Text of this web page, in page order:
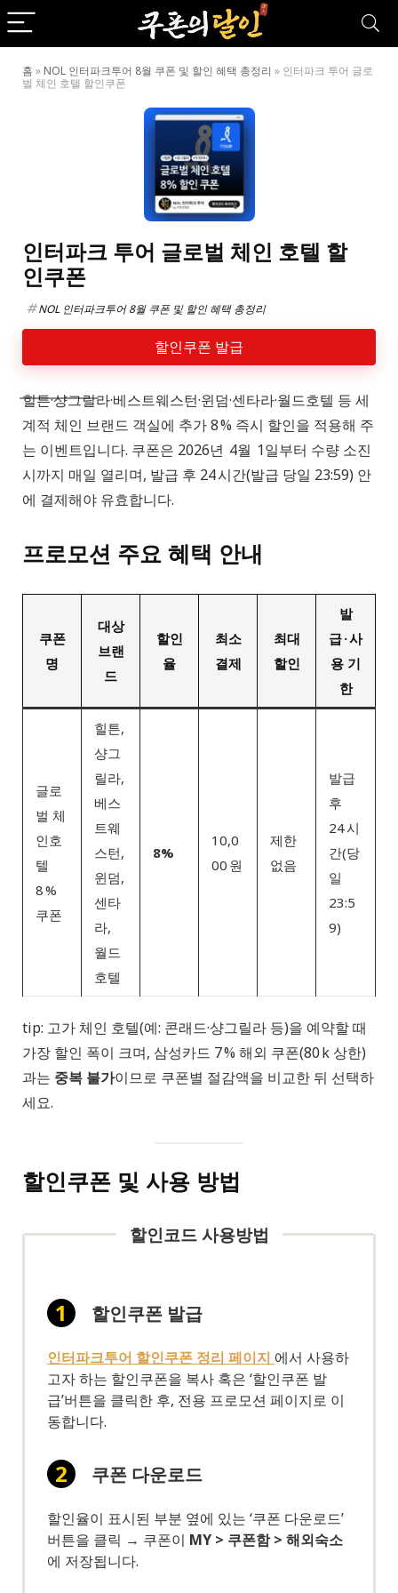
홈 » NOL 인터파크투어 8월 쿠폰 및 할인 혜택 총정리 » 인터파크 투어 글로
벌 체인 호텔 할인쿠폰
인터파크 투어 글로벌 체인 호텔 할
인쿠폰
NOL 인터파크투어 8월 쿠폰 및 할인 혜택 총정리
할인쿠폰 발급
힐튼·샹그릴라·베스트웨스턴·윈덤·센타라·월드호텔 등 세
계적 체인 브랜드 객실에 추가 8 % 즉시 할인을 적용해 주
는 이벤트입니다. 쿠폰은 2026년 4월 1일부터 수량 소진
시까지 매일 열리며, 발급 후 24 시간(발급 당일 23:59) 안
에 결제해야 유효합니다.
프로모션 주요 혜택 안내
쿠폰
명
대상
브랜
드
할인
율
최소
결제
최대
할인
발
급 · 사
용 기
한
글로
벌 체
인호
텔
8 %
쿠폰
힐튼,
샹그
릴라,
베스
트웨
스턴,
윈덤,
센타
라,
월드
호텔
8%
10,0
00 원
제한
없음
발급
후
24 시
간(당
일
23:5
9)
tip: 고가 체인 호텔(예: 콘래드·샹그릴라 등)을 예약할 때
가장 할인 폭이 크며, 삼성카드 7 % 해외 쿠폰(80 k 상한)
과는 중복 불가이므로 쿠폰별 절감액을 비교한 뒤 선택하
세요.
할인쿠폰 및 사용 방법
할인코드 사용방법
할인쿠폰 발급
인터파크투어 할인쿠폰 정리 페이지 에서 사용하
고자 하는 할인쿠폰을 복사 혹은 ‘할인쿠폰 발
급’버튼을 클릭한 후, 전용 프로모션 페이지로 이
동합니다.
쿠폰 다운로드
할인율이 표시된 부분 옆에 있는 ‘쿠폰 다운로드’
버튼을 클릭 → 쿠폰이 MY > 쿠폰함 > 해외숙소
에 저장됩니다.